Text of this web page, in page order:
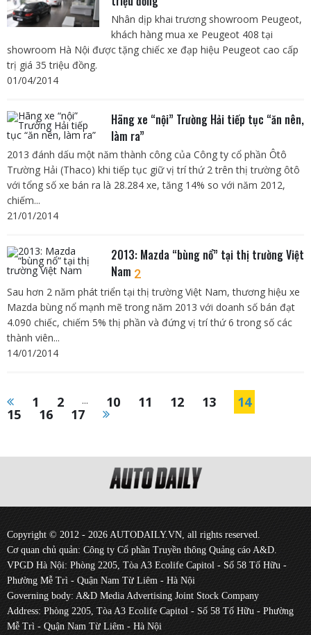
Nhân dịp khai trương showroom Peugeot,
khách hàng mua xe Peugeot 408 tại
showroom Hà Nội được tặng chiếc xe đạp hiệu Peugeot cao cấp
trị giá 35 triệu đồng.
01/04/2014
Hãng xe “nội” Trường Hải tiếp tục “ăn nên,
làm ra”
2013 đánh dấu một năm thành công của Công ty cổ phần Ôtô
Trường Hải (Thaco) khi tiếp tục giữ vị trí thứ 2 trên thị trường ôtô
với tổng số xe bán ra là 28.284 xe, tăng 14% so với năm 2012,
chiếm...
21/01/2014
2013: Mazda “bùng nổ” tại thị trường Việt
Nam 2
Sau hơn 2 năm phát triển tại thị trường Việt Nam, thương hiệu xe
Mazda bùng nổ mạnh mẽ trong năm 2013 với doanh số bán đạt
4.090 chiếc, chiếm 5% thị phần và đứng vị trí thứ 6 trong số các
thành viên...
14/01/2014
1 2 ... 10 11 12 13 14
15 16 17
Copyright © 2012 - 2026 AUTODAILY.VN, all rights reserved.
Cơ quan chủ quản: Công ty Cổ phần Truyền thông Quảng cáo A&D.
VPGD Hà Nội: Phòng 2205, Tòa A3 Ecolife Capitol - Số 58 Tố Hữu -
Phường Mễ Trì - Quận Nam Từ Liêm - Hà Nội
Governing body: A&D Media Advertising Joint Stock Company
Address: Phòng 2205, Tòa A3 Ecolife Capitol - Số 58 Tố Hữu - Phường
Mễ Trì - Quận Nam Từ Liêm - Hà Nội